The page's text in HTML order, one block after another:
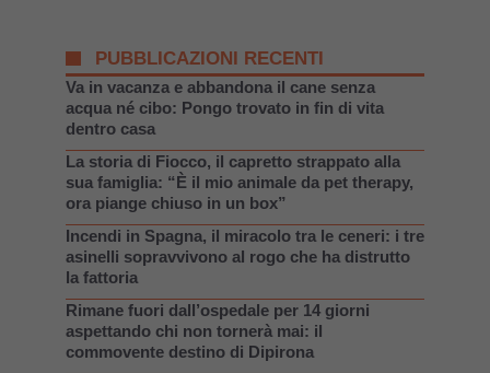
PUBBLICAZIONI RECENTI
Va in vacanza e abbandona il cane senza
acqua né cibo: Pongo trovato in fin di vita
dentro casa
La storia di Fiocco, il capretto strappato alla
sua famiglia: “È il mio animale da pet therapy,
ora piange chiuso in un box”
Incendi in Spagna, il miracolo tra le ceneri: i tre
asinelli sopravvivono al rogo che ha distrutto
la fattoria
Rimane fuori dall’ospedale per 14 giorni
aspettando chi non tornerà mai: il
commovente destino di Dipirona